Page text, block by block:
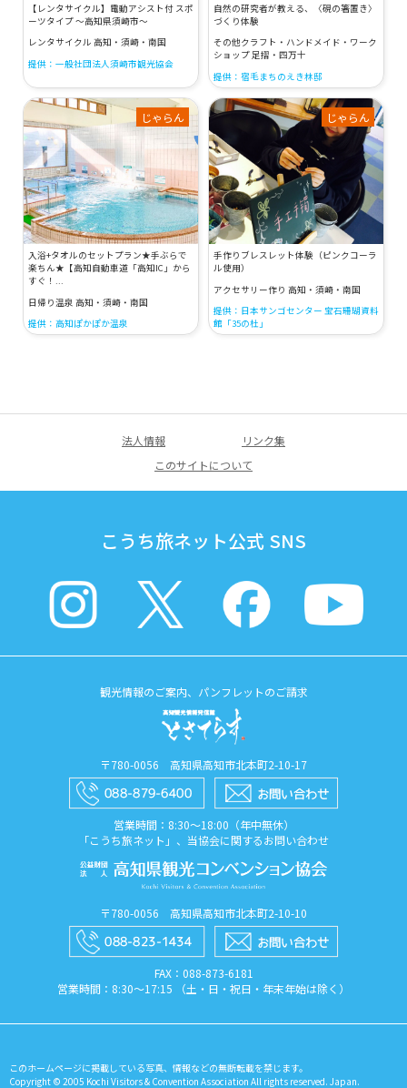
【レンタサイクル】電動アシスト付 スポ
ーツタイプ ～高知県須崎市～
レンタサイクル 高知・須崎・南国
提供：一般社団法人須崎市観光協会
自然の研究者が教える、〈硯の箸置き〉
づくり体験
その他クラフト・ハンドメイド・ワーク
ショップ 足摺・四万十
提供：宿毛まちのえき林邸
入浴+タオルのセットプラン★手ぶらで
楽ちん★【高知自動車道「高知IC」から
すぐ！...
日帰り温泉 高知・須崎・南国
提供：高知ぽかぽか温泉
じゃらん
手作りブレスレット体験（ピンクコーラ
ル使用）
アクセサリー作り 高知・須崎・南国
提供：日本サンゴセンター 宝石珊瑚資料
館「35の杜」
じゃらん
法人情報
リンク集
このサイトについて
こうち旅ネット公式 SNS
観光情報のご案内、パンフレットのご請求
〒780-0056 高知県高知市北本町2-10-17
営業時間：8:30〜18:00（年中無休）
「こうち旅ネット」、当協会に関するお問い合わせ
〒780-0056 高知県高知市北本町2-10-10
FAX：088​-873​-6181
営業時間：8:30〜17:15 （土・日・祝日・年末年始は除く）
このホームページに掲載している写真、情報などの無断転載を禁じます。
Copyright © 2005 Kochi Visitors & Convention Association All rights reserved. Japan.